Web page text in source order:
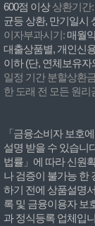
600점 이상상환기간:
균등 상환, 만기일시
이자부과시기: 매월
대출상품별, 개인신
이하 (단, 연체보유
일정 기간 분할상환
한 도래 전 모든 원
「금융소비자 보호
설명 받을 수 있습니
법률」에 따라 신원
나 검증이 불가능 한
하기 전에 상품설명
록 및 금융이용자 보
과 정식등록 업체입